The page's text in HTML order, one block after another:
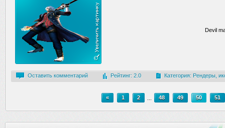
Devil
Оставить комментарий Рейтинг: 2.0 Категория: Рендеры,
« 1 2 48 49 50 51